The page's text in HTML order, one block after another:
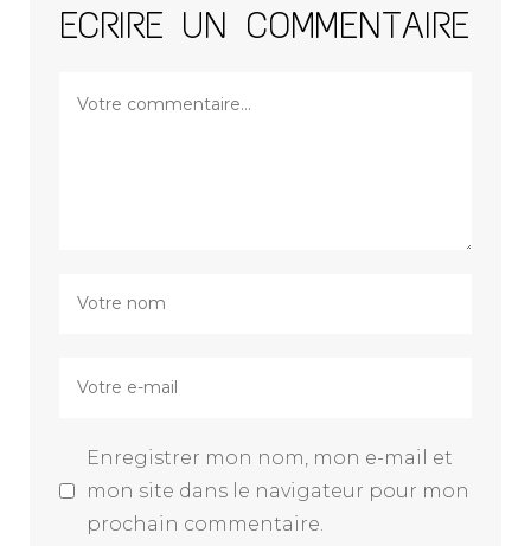
ECRIRE UN COMMENTAIRE
Enregistrer mon nom, mon e-mail et
mon site dans le navigateur pour mon
prochain commentaire.